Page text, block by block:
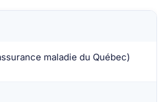
maladie du Québec)